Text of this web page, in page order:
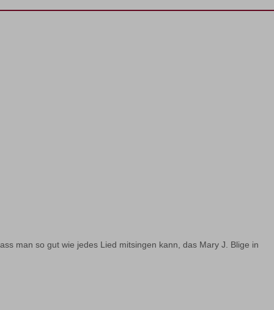
man so gut wie jedes Lied mitsingen kann, das Mary J. Blige in